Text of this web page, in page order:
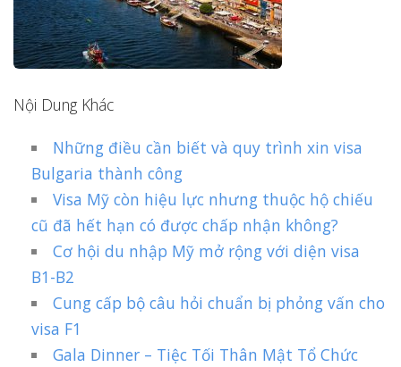
Nội Dung Khác
Những điều cần biết và quy trình xin visa
Bulgaria thành công
Visa Mỹ còn hiệu lực nhưng thuộc hộ chiếu
cũ đã hết hạn có được chấp nhận không?
Cơ hội du nhập Mỹ mở rộng với diện visa
B1-B2
Cung cấp bộ câu hỏi chuẩn bị phỏng vấn cho
visa F1
Gala Dinner – Tiệc Tối Thân Mật Tổ Chức